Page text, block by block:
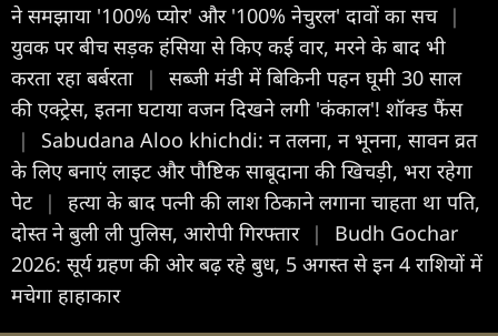
ने समझाया '100% प्योर' और '100% नेचुरल' दावों का सच |
युवक पर बीच सड़क हंसिया से किए कई वार, मरने के बाद भी
करता रहा बर्बरता
|
सब्जी मंडी में बिकिनी पहन घूमी 30 साल
की एक्ट्रेस, इतना घटाया वजन दिखने लगी 'कंकाल'! शॉक्ड फैंस
|
Sabudana Aloo khichdi: न तलना, न भूनना, सावन व्रत
के लिए बनाएं लाइट और पौष्टिक साबूदाना की खिचड़ी, भरा रहेगा
पेट |
हत्या के बाद पत्नी की लाश ठिकाने लगाना चाहता था पति,
दोस्त ने बुली ली पुलिस, आरोपी गिरफ्तार |
Budh Gochar
2026: सूर्य ग्रहण की ओर बढ़ रहे बुध, 5 अगस्त से इन 4 राशियों में
मचेगा हाहाकार